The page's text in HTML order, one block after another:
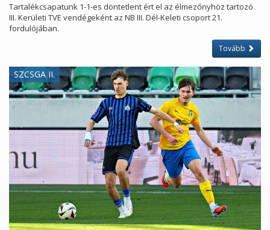
Tartalékcsapatunk 1-1-es döntetlent ért el az élmezőnyhöz tartozó
III. Kerületi TVE vendégeként az NB III. Dél-Keleti csoport 21.
fordulójában.
Tovább
SZCSGA II.